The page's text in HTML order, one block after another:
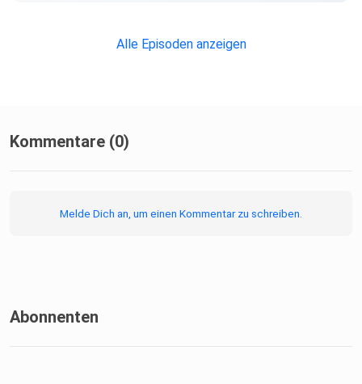
Alle Episoden anzeigen
Kommentare (0)
Melde Dich an, um einen Kommentar zu schreiben.
Abonnenten